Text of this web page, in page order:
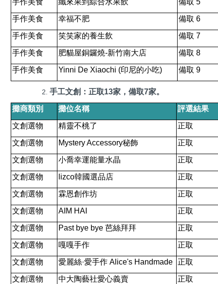
手作美食 幸福不肥 備取 6
手作美食 笑笑家的養生飲 備取 7
手作美食 肥貓屋銅鑼燒-新竹南大店 備取 8
手作美食 Yinni De Xiaochi (印尼的小吃) 備取 9
手工文創：正取13家，備取7家。
攤商類別 攤位名稱 評選結果
文創選物 精靈不桃了 正取
文創選物 Mystery Accessory秘飾 正取
文創選物 小喬幸運能量水晶 正取
文創選物 lizco韓國選品店 正取
文創選物 霖恩創作坊 正取
文創選物 AIM HAI 正取
文創選物 Past bye bye 芭絲拜拜 正取
文創選物 嘎嘎手作 正取
文創選物 愛麗絲·愛手作 Alice's Handmade 正取
文創選物 中大陶藝社愛心義賣 正取